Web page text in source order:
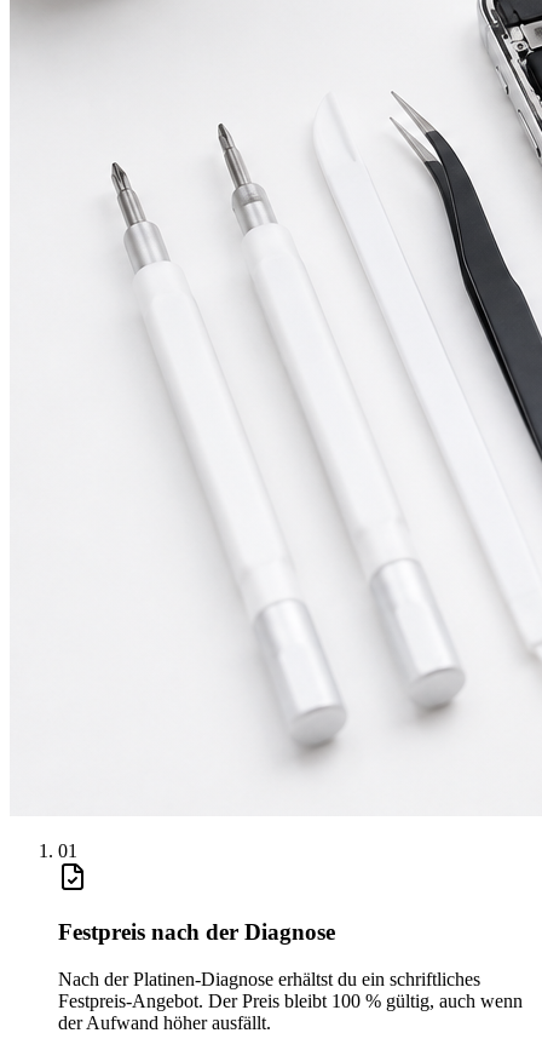
01
Festpreis nach der Diagnose
Nach der Platinen-Diagnose erhältst du ein schriftliches
Festpreis-Angebot. Der Preis bleibt 100 % gültig, auch wenn
der Aufwand höher ausfällt.